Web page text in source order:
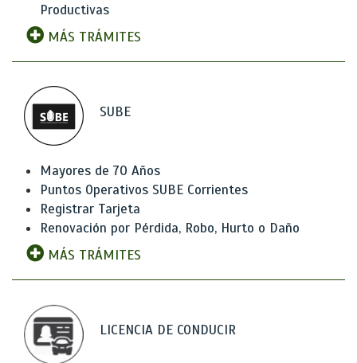
Productivas
MÁS TRÁMITES
SUBE
Mayores de 70 Años
Puntos Operativos SUBE Corrientes
Registrar Tarjeta
Renovación por Pérdida, Robo, Hurto o Daño
MÁS TRÁMITES
LICENCIA DE CONDUCIR